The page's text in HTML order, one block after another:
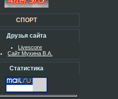
СПОРТ
Друзья сайта
Livescore
Сайт Мухина В.А.
Статистика